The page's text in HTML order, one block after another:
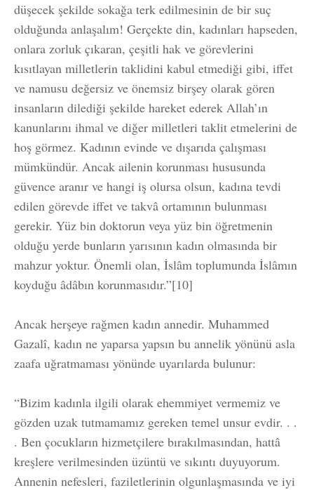
düşecek şekilde sokağa terk edilmesinin de bir suç
olduğunda anlaşalım! Gerçekte din, kadınları hapseden,
onlara zorluk çıkaran, çeşitli hak ve görevlerini
kısıtlayan milletlerin taklidini kabul etmediği gibi, iffet
ve namusu değersiz ve önemsiz birşey olarak gören
insanların dilediği şekilde hareket ederek Allah’ın
kanunlarını ihmal ve diğer milletleri taklit etmelerini de
hoş görmez. Kadının evinde ve dışarıda çalışması
mümkündür. Ancak ailenin korunması hususunda
güvence aranır ve hangi iş olursa olsun, kadına tevdi
edilen görevde iffet ve takvâ ortamının bulunması
gerekir. Yüz bin doktorun veya yüz bin öğretmenin
olduğu yerde bunların yarısının kadın olmasında bir
mahzur yoktur. Önemli olan, İslâm toplumunda İslâmın
koyduğu âdâbın korunmasıdır.”[10]
Ancak herşeye rağmen kadın annedir. Muhammed
Gazalî, kadın ne yaparsa yapsın bu annelik yönünü asla
zaafa uğratmaması yönünde uyarılarda bulunur:
“Bizim kadınla ilgili olarak ehemmiyet vermemiz ve
gözden uzak tutmamamız gereken temel unsur evdir. . .
. Ben çocukların hizmetçilere bırakılmasından, hattâ
kreşlere verilmesinden üzüntü ve sıkıntı duyuyorum.
Annenin nefesleri, faziletlerinin olgunlaşmasında ve iyi